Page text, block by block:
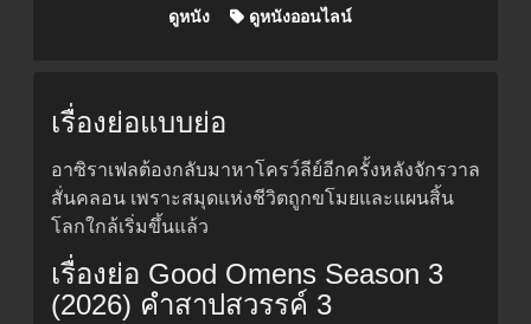
ดูหนัง
ดูหนังออนไลน์
เรื่องย่อแบบย่อ
อาซิราเฟลต้องกลับมาหาโครว์ลีย์อีกครั้งหลังจักรวาล
สั่นคลอน เพราะสมุดแห่งชีวิตถูกขโมยและแผนสิ้น
โลกใกล้เริ่มขึ้นแล้ว
เรื่องย่อ Good Omens Season 3
(2026) คำสาปสวรรค์ 3